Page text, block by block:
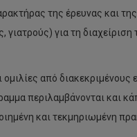
της έρευνας και
για τη
από
περιλαμβάνονται και
και τεκμηριωμένη